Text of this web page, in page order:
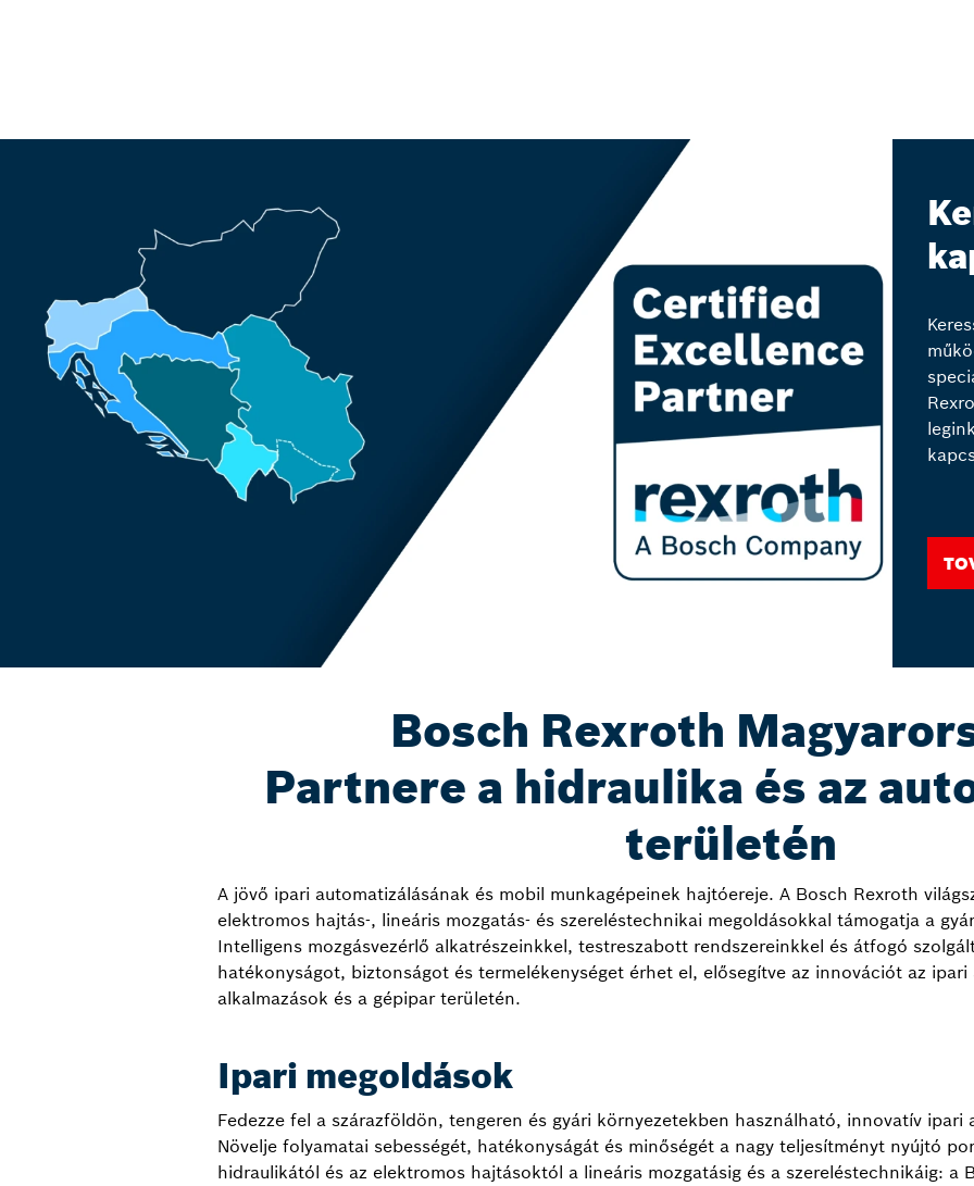
Bosch Rexroth
Partnere a hidraulika és az
területén
A jövő ipari automatizálásának és mobil munkagépeinek hajtóereje. A Bosch Rexroth
elektromos hajtás-, lineáris mozgatás- és szereléstechnikai megoldásokkal támogatja a
Intelligens mozgásvezérlő alkatrészeinkkel, testreszabott rendszereinkkel és átfogó
hatékonyságot, biztonságot és termelékenységet érhet el, elősegítve az innovációt az
alkalmazások és a gépipar területén.
Ipari megoldások
Fedezze fel a szárazföldön, tengeren és gyári környezetekben használható, innovatív ipari
Növelje folyamatai sebességét, hatékonyságát és minőségét a nagy teljesítményt nyújtó
hidraulikától és az elektromos hajtásoktól a lineáris mozgatásig és a szereléstechnikáig: a